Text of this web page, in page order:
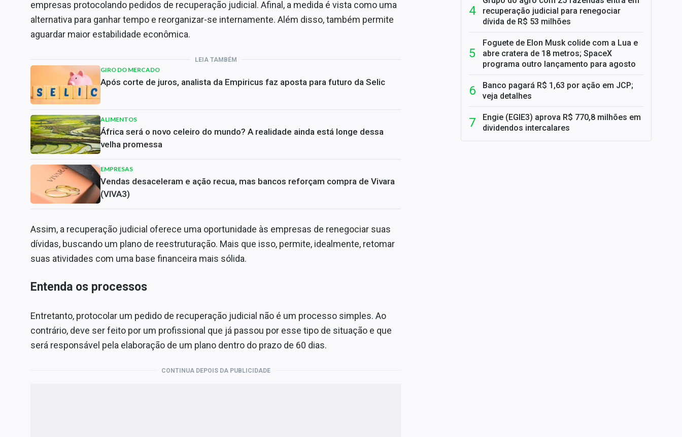
empresas protocolando pedidos de recuperação judicial. Afinal, a medida é vista como uma
alternativa para ganhar tempo e reorganizar-se internamente. Além disso, também permite
aguardar maior estabilidade econômica.
LEIA TAMBÉM
GIRO DO MERCADO
Após corte de juros, analista da Empiricus faz aposta para futuro da Selic
ALIMENTOS
África será o novo celeiro do mundo? A realidade ainda está longe dessa
velha promessa
EMPRESAS
Vendas desaceleram e ação recua, mas bancos reforçam compra de Vivara
(VIVA3)
Assim, a recuperação judicial oferece uma oportunidade às empresas de renegociar suas
dívidas, buscando um plano de reestruturação. Mais que isso, permite, idealmente, retomar
suas atividades com uma base financeira mais sólida.
Entenda os processos
Entretanto, protocolar um pedido de recuperação judicial não é um processo simples. Ao
contrário, deve ser feito por um profissional que já passou por esse tipo de situação e que
será responsável pela elaboração de um plano dentro do prazo de 60 dias.
CONTINUA DEPOIS DA PUBLICIDADE
recuperação judicial para renegociar
dívida de R$ 53 milhões
Foguete de Elon Musk colide com a Lua e
abre cratera de 18 metros; SpaceX
programa outro lançamento para agosto
Banco pagará R$ 1,63 por ação em JCP;
veja detalhes
Engie (EGIE3) aprova R$ 770,8 milhões em
dividendos intercalares